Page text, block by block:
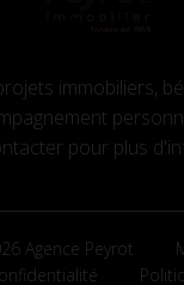
immobiliers,
pour plus
Agence Peyrot